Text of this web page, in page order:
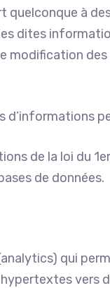
à
dites
des
d’informations
de la loi du
de données.
qui
vers